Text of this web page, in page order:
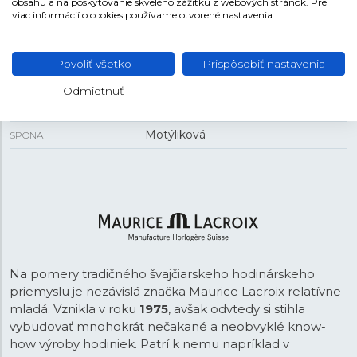
REMIENOK
MATERIÁL REMIENKA Oceľ
Strieborná
SPONA Motýliková
Na pomery tradičného švajčiarskeho hodinárskeho
priemyslu je nezávislá značka Maurice Lacroix relatívne
mladá. Vznikla v roku 1975, avšak odvtedy si stihla
vybudovať mnohokrát nečakané a neobvyklé know-
how výroby hodiniek. Patrí k nemu napríklad v
viac informácií o cookies používame otvorené nastavenia.
Povoliť všetko Prispôsobiť nastavenia
Odmietnuť